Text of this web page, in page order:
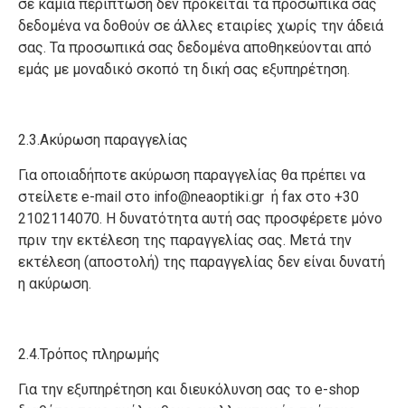
σε καμία περίπτωση δεν πρόκειται τα προσωπικά σας
δεδομένα να δοθούν σε άλλες εταιρίες χωρίς την άδειά
σας. Τα προσωπικά σας δεδομένα αποθηκεύονται από
εμάς με μοναδικό σκοπό τη δική σας εξυπηρέτηση.
2.3.Ακύρωση παραγγελίας
Για οποιαδήποτε ακύρωση παραγγελίας θα πρέπει να
στείλετε e-mail στο info@neaoptiki.gr ή fax στο +30
2102114070. Η δυνατότητα αυτή σας προσφέρετε μόνο
πριν την εκτέλεση της παραγγελίας σας. Μετά την
εκτέλεση (αποστολή) της παραγγελίας δεν είναι δυνατή
η ακύρωση.
2.4.Τρόπος πληρωμής
Για την εξυπηρέτηση και διευκόλυνση σας το e-shop